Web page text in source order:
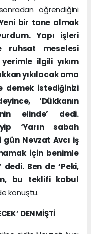
sonradan öğrendiğini
bir tane almak
Yapı işleri
ruhsat meselesi
ilgili yıkım
yıkılacak ama
demek istediğinizi
‘Dükkanın
elinde’ dedi.
‘Yarın sabah
gün Nevzat Avcı iş
için benimle
Ben de ‘Peki,
bu teklifi kabul
konuştu.
DENMİŞTİ